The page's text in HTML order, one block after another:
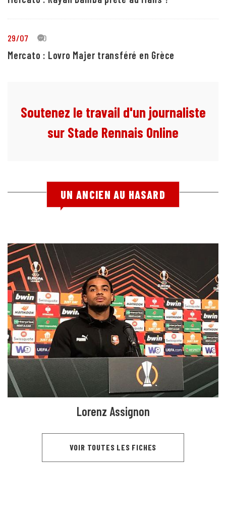
29/07 10
Mercato : Lovro Majer transféré en Grèce
Soutenez le travail d'un journaliste
sur Stade Rennais Online
UN ANCIEN AU HASARD
Lorenz Assignon
VOIR TOUTES LES FICHES